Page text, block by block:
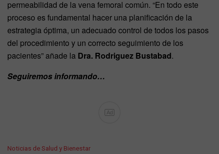
permeabilidad de la vena femoral común. “En todo este
proceso es fundamental hacer una planificación de la
estrategia óptima, un adecuado control de todos los pasos
del procedimiento y un correcto seguimiento de los
pacientes” añade la Dra. Rodriguez Bustabad.
Seguiremos informando…
Ad
C
Noticias de Salud y Bienestar